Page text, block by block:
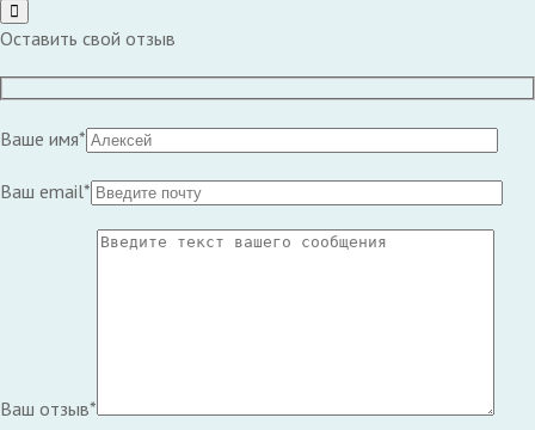
Оставить свой отзыв
Ваше имя*
Ваш email*
Ваш отзыв*